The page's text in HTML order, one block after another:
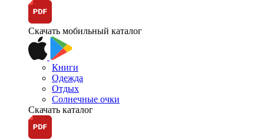
Скачать мобильный каталог
Книги
Одежда
Отдых
Солнечные очки
Скачать каталог